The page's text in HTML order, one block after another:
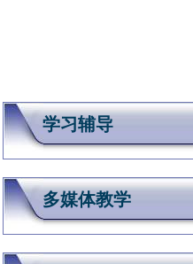
学习辅导
多媒体教学